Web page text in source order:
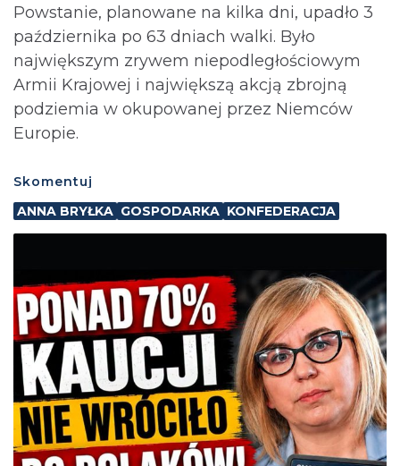
Powstanie, planowane na kilka dni, upadło 3
października po 63 dniach walki. Było
największym zrywem niepodległościowym
Armii Krajowej i największą akcją zbrojną
podziemia w okupowanej przez Niemców
Europie.
Skomentuj
ANNA BRYŁKA GOSPODARKA KONFEDERACJA